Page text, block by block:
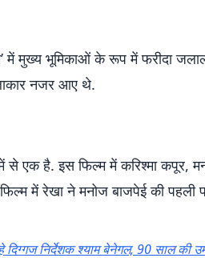
में मुख्य भूमिकाओं के रूप में फरीदा
नजर आए थे.
में से एक है. इस फिल्म में करिश्मा कपूर,
में रेखा ने मनोज बाजपेई की पहली
निर्देशक श्याम बेनेगल, 90 साल की